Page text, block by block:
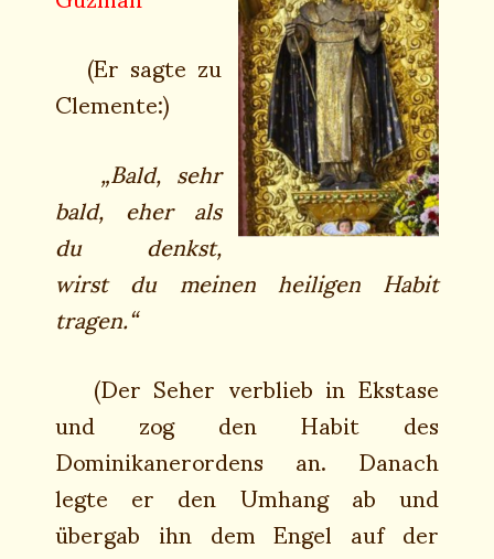
(Er sagte zu
Clemente:)
„Bald, sehr
bald, eher als
du denkst,
wirst du meinen heiligen Habit
tragen.“
(Der Seher verblieb in Ekstase
und zog den Habit des
Dominikanerordens an. Danach
legte er den Umhang ab und
übergab ihn dem Engel auf der